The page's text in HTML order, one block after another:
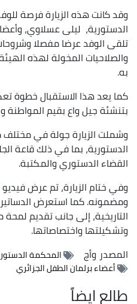
وقد كانت هذه الزيارة فرصة
الدستورية، ليلى عسلاوي،
تلقى الوفد عرضا مفصلا
والصلاحيات المخولة لهذه
به.
كما يعد هذا الاستقبال خطوة
بتنشئة جيل واع بقيم المواطنة
وشملت الزيارة جولة في مختلف
الدستورية، بما في ذلك قاعة
القضاء الدستوري والمكتبة.
وفي ختام الزيارة، تم عرض
ومضمونه. كما استعرض الدساتير
التاريخية، إلى جانب تقديم
وتشكيلتها واختصاصاتها.
المصدروأج
المحكمة الدستورية
أعضاء برلمان الطفل الجزائري
طالع ايضاً